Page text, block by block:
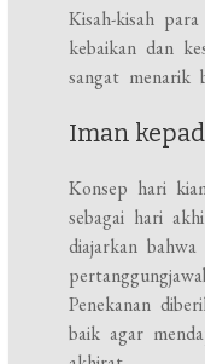
Kisah-kisah
kebaikan dan
sangat menarik
Iman
Konsep hari
sebagai hari
diajarkan
Penekanan
baik agar